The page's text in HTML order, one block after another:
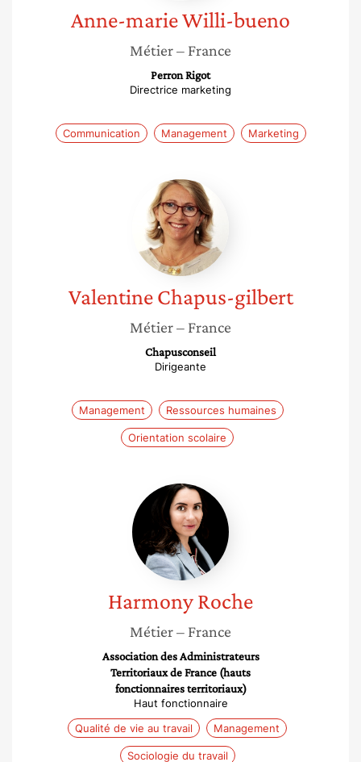
Anne-marieWilli-bueno
Métier– France
Perron Rigot
Directrice marketing
Communication Management Marketing
Valentine
Chapus-
gilbert
Valentine Chapus-gilbert
Métier– France
Chapusconseil
Dirigeante
Management Ressources humaines
Orientation scolaire
Harmony
Roche
HarmonyRoche
Métier– France
Association des Administrateurs
Territoriaux de France (hauts
fonctionnaires territoriaux)
Haut fonctionnaire
Qualité de vie au travail
Management
Sociologie du travail